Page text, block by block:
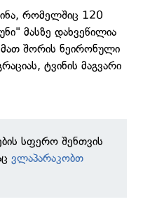
რომელშიც 120
მასზე დახვეწილია
მათ შორის ნეირონული
ტვინის მაგვარი
სფერო შენთვის
ვლაპარაკობთ